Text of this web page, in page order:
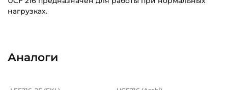
нагрузках.
Тип корпуса:
Категория:
Аналоги